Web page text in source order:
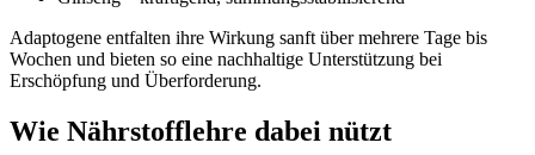
Adaptogene entfalten ihre Wirkung sanft über mehrere Tage bis
Wochen und bieten so eine nachhaltige Unterstützung bei
Erschöpfung und Überforderung.
Wie Nährstofflehre dabei nützt